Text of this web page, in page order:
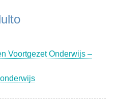
Voortgezet Onderwijs –